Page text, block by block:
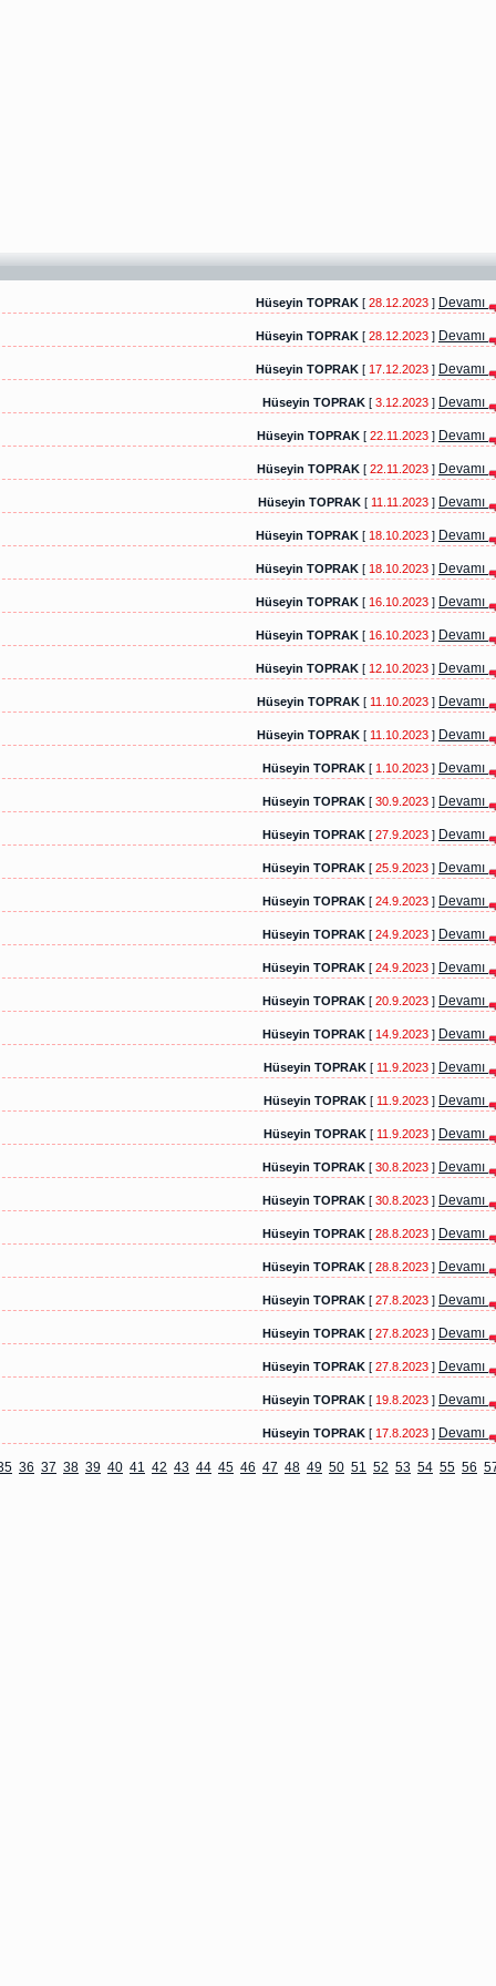
Hüseyin TOPRAK [ 28.12.2023 ] Devamı
Hüseyin TOPRAK [ 28.12.2023 ] Devamı
Hüseyin TOPRAK [ 17.12.2023 ] Devamı
Hüseyin TOPRAK [ 3.12.2023 ] Devamı
Hüseyin TOPRAK [ 22.11.2023 ] Devamı
Hüseyin TOPRAK [ 22.11.2023 ] Devamı
Hüseyin TOPRAK [ 11.11.2023 ] Devamı
Hüseyin TOPRAK [ 18.10.2023 ] Devamı
Hüseyin TOPRAK [ 18.10.2023 ] Devamı
Hüseyin TOPRAK [ 16.10.2023 ] Devamı
Hüseyin TOPRAK [ 16.10.2023 ] Devamı
Hüseyin TOPRAK [ 12.10.2023 ] Devamı
Hüseyin TOPRAK [ 11.10.2023 ] Devamı
Hüseyin TOPRAK [ 11.10.2023 ] Devamı
Hüseyin TOPRAK [ 1.10.2023 ] Devamı
Hüseyin TOPRAK [ 30.9.2023 ] Devamı
Hüseyin TOPRAK [ 27.9.2023 ] Devamı
Hüseyin TOPRAK [ 25.9.2023 ] Devamı
Hüseyin TOPRAK [ 24.9.2023 ] Devamı
Hüseyin TOPRAK [ 24.9.2023 ] Devamı
Hüseyin TOPRAK [ 24.9.2023 ] Devamı
Hüseyin TOPRAK [ 20.9.2023 ] Devamı
Hüseyin TOPRAK [ 14.9.2023 ] Devamı
Hüseyin TOPRAK [ 11.9.2023 ] Devamı
Hüseyin TOPRAK [ 11.9.2023 ] Devamı
Hüseyin TOPRAK [ 11.9.2023 ] Devamı
Hüseyin TOPRAK [ 30.8.2023 ] Devamı
Hüseyin TOPRAK [ 30.8.2023 ] Devamı
Hüseyin TOPRAK [ 28.8.2023 ] Devamı
Hüseyin TOPRAK [ 28.8.2023 ] Devamı
Hüseyin TOPRAK [ 27.8.2023 ] Devamı
Hüseyin TOPRAK [ 27.8.2023 ] Devamı
Hüseyin TOPRAK [ 27.8.2023 ] Devamı
Hüseyin TOPRAK [ 19.8.2023 ] Devamı
Hüseyin TOPRAK [ 17.8.2023 ] Devamı
36 37 38 39 40 41 42 43 44 45 46 47 48 49 50 51 52 53 54 55 56